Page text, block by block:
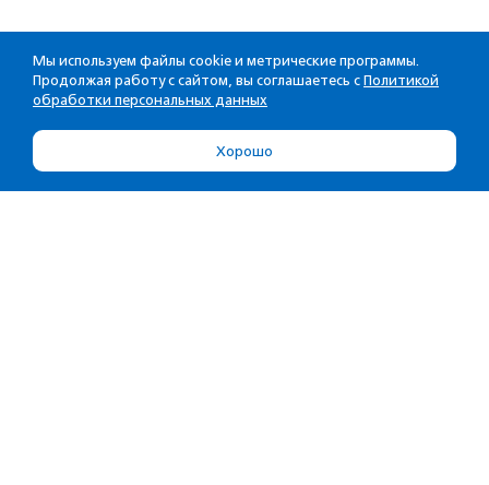
Мы используем файлы cookie и метрические программы.
Продолжая работу с сайтом, вы соглашаетесь с Политикой
обработки персональных данных
Хорошо